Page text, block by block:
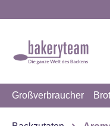
Großverbraucher